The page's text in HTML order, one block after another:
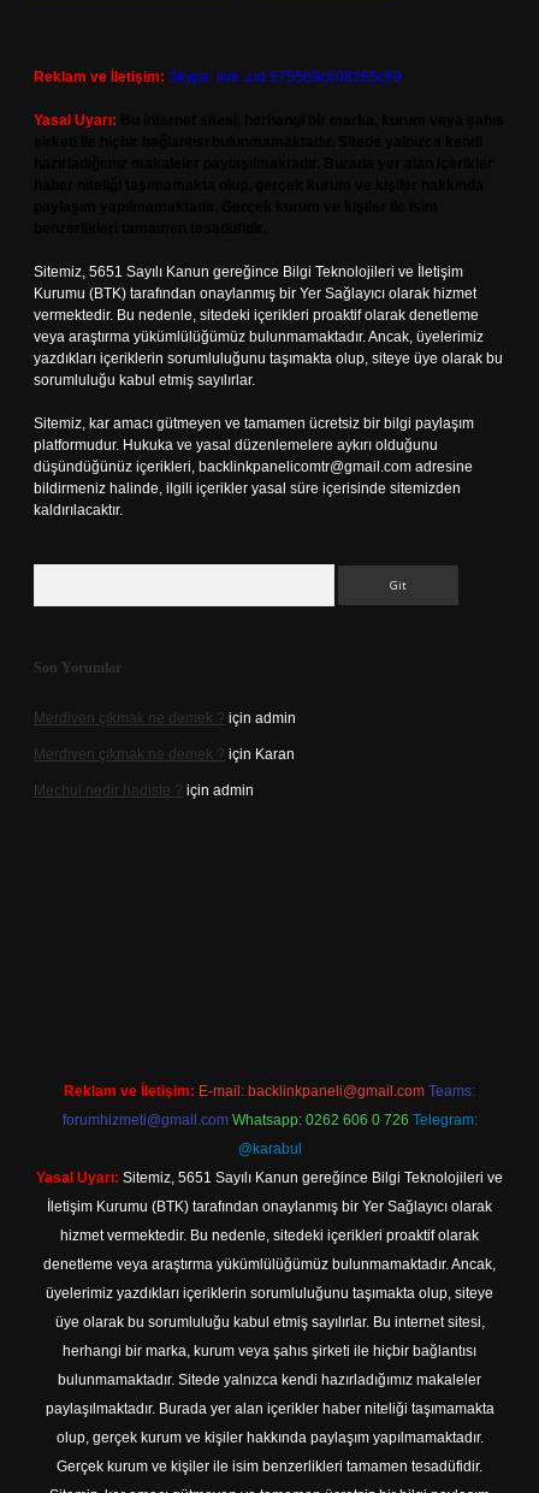
Reklam ve İletişim: Skype: live:.cid.575569c608265c69
Yasal Uyarı:
Sitemiz, 5651 Sayılı Kanun gereğince Bilgi Teknolojileri ve İletişim
Kurumu (BTK) tarafından onaylanmış bir Yer Sağlayıcı olarak hizmet
vermektedir. Bu nedenle, sitedeki içerikleri proaktif olarak denetleme
veya araştırma yükümlülüğümüz bulunmamaktadır. Ancak, üyelerimiz
yazdıkları içeriklerin sorumluluğunu taşımakta olup, siteye üye olarak bu
sorumluluğu kabul etmiş sayılırlar.
Sitemiz, kar amacı gütmeyen ve tamamen ücretsiz bir bilgi paylaşım
platformudur. Hukuka ve yasal düzenlemelere aykırı olduğunu
düşündüğünüz içerikleri, backlinkpanelicomtr@gmail.com adresine
bildirmeniz halinde, ilgili içerikler yasal süre içerisinde sitemizden
kaldırılacaktır.
Son Yorumlar
Merdiven çıkmak ne demek ? için admin
Merdiven çıkmak ne demek ? için Karan
Mechul nedir hadiste ? için admin
Reklam ve İletişim: E-mail: backlinkpaneli@gmail.com Teams:
forumhizmeti@gmail.com Whatsapp: 0262 606 0 726 Telegram:
@karabul
Yasal Uyarı: Sitemiz, 5651 Sayılı Kanun gereğince Bilgi Teknolojileri ve
İletişim Kurumu (BTK) tarafından onaylanmış bir Yer Sağlayıcı olarak
hizmet vermektedir. Bu nedenle, sitedeki içerikleri proaktif olarak
denetleme veya araştırma yükümlülüğümüz bulunmamaktadır. Ancak,
üyelerimiz yazdıkları içeriklerin sorumluluğunu taşımakta olup, siteye
üye olarak bu sorumluluğu kabul etmiş sayılırlar. Bu internet sitesi,
herhangi bir marka, kurum veya şahıs şirketi ile hiçbir bağlantısı
bulunmamaktadır. Sitede yalnızca kendi hazırladığımız makaleler
paylaşılmaktadır. Burada yer alan içerikler haber niteliği taşımamakta
olup, gerçek kurum ve kişiler hakkında paylaşım yapılmamaktadır.
Gerçek kurum ve kişiler ile isim benzerlikleri tamamen tesadüfidir.